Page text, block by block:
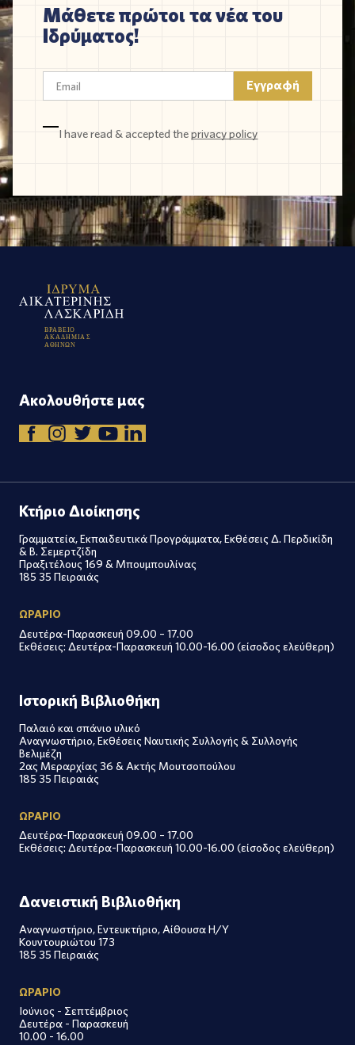
Μάθετε πρώτοι τα νέα του
Ιδρύματος!
I have read & accepted theprivacy policy
ΒΡΑΒΕΙΟ
ΑΚΑΔΗΜΙΑ Σ
Α ΘΗΝΩΝ
Ακολουθήστε μας
Κτήριο Διοίκησης
Γραμματεία, Εκπαιδευτικά Προγράμματα, Εκθέσεις Δ. Περδικίδη
& Β. Σεμερτζίδη
Πραξιτέλους 169 & Μπουμπουλίνας
185 35 Πειραιάς
ΩΡΑΡΙΟ
Δευτέρα-Παρασκευή 09.00 – 17.00
Εκθέσεις: Δευτέρα-Παρασκευή 10.00-16.00 (είσοδος ελεύθερη)
Ιστορική Βιβλιοθήκη
Παλαιό και σπάνιο υλικό
Αναγνωστήριο, Εκθέσεις Ναυτικής Συλλογής & Συλλογής
Βελιμέζη
2ας Μεραρχίας 36 & Ακτής Μουτσοπούλου
185 35 Πειραιάς
ΩΡΑΡΙΟ
Δευτέρα-Παρασκευή 09.00 – 17.00
Εκθέσεις: Δευτέρα-Παρασκευή 10.00-16.00 (είσοδος ελεύθερη)
Δανειστική Βιβλιοθήκη
Αναγνωστήριο, Εντευκτήριο, Αίθουσα Η/Υ
Κουντουριώτου 173
185 35 Πειραιάς
ΩΡΑΡΙΟ
Ιούνιος - Σεπτέμβριος
Δευτέρα - Παρασκευή
10.00 - 16.00